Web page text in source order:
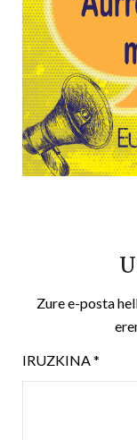
Zure e-posta
IRUZKINA*